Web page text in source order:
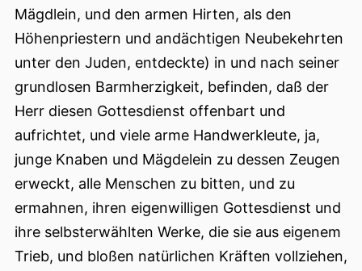
Mägdlein, und den armen Hirten, als den
Höhenpriestern und andächtigen Neubekehrten
unter den Juden, entdeckte) in und nach seiner
grundlosen Barmherzigkeit, befinden, daß der
Herr diesen Gottesdienst offenbart und
aufrichtet, und viele arme Handwerkleute, ja,
junge Knaben und Mägdelein zu dessen Zeugen
erweckt, alle Menschen zu bitten, und zu
ermahnen, ihren eigenwilligen Gottesdienst und
ihre selbsterwählten Werke, die sie aus eigenem
Trieb, und bloßen natürlichen Kräften vollziehen,